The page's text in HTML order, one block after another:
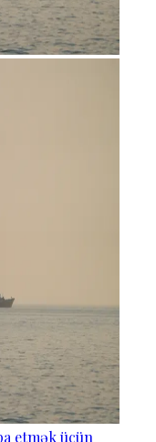
etmək üçün